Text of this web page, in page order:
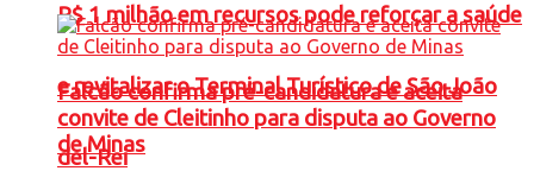
R$ 1 milhão em recursos pode reforçar a saúde
e revitalizar o Terminal Turístico de São João
del-Rei
Falcão confirma pré-candidatura e aceita
convite de Cleitinho para disputa ao Governo
de Minas